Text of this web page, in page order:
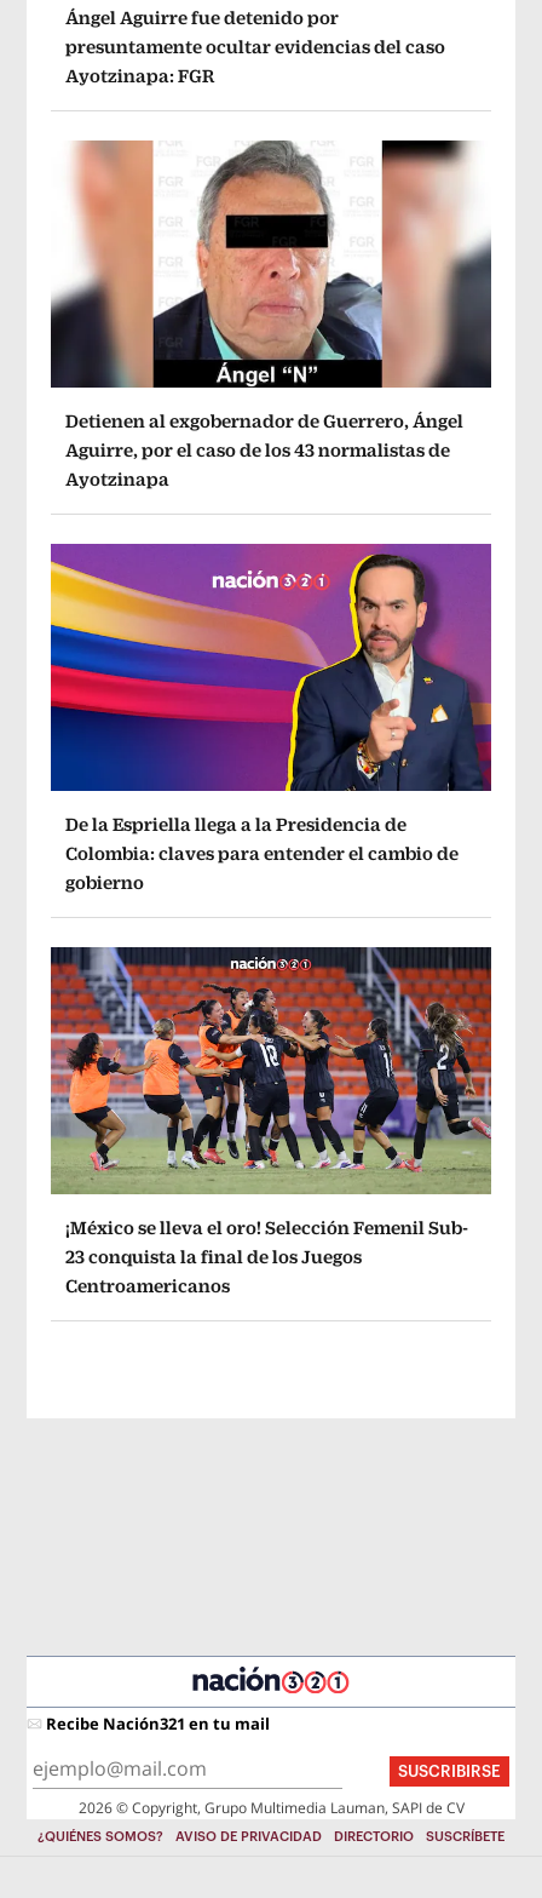
Ángel Aguirre fue detenido por
presuntamente ocultar evidencias del caso
Ayotzinapa: FGR
Detienen al exgobernador de Guerrero, Ángel
Aguirre, por el caso de los 43 normalistas de
Ayotzinapa
De la Espriella llega a la Presidencia de
Colombia: claves para entender el cambio de
gobierno
¡México se lleva el oro! Selección Femenil Sub-
23 conquista la final de los Juegos
Centroamericanos
Recibe Nación321 en tu mail
SUSCRIBIRSE
2026 © Copyright, Grupo Multimedia Lauman, SAPI de CV
¿QUIÉNES SOMOS? AVISO DE PRIVACIDAD DIRECTORIO SUSCRÍBETE